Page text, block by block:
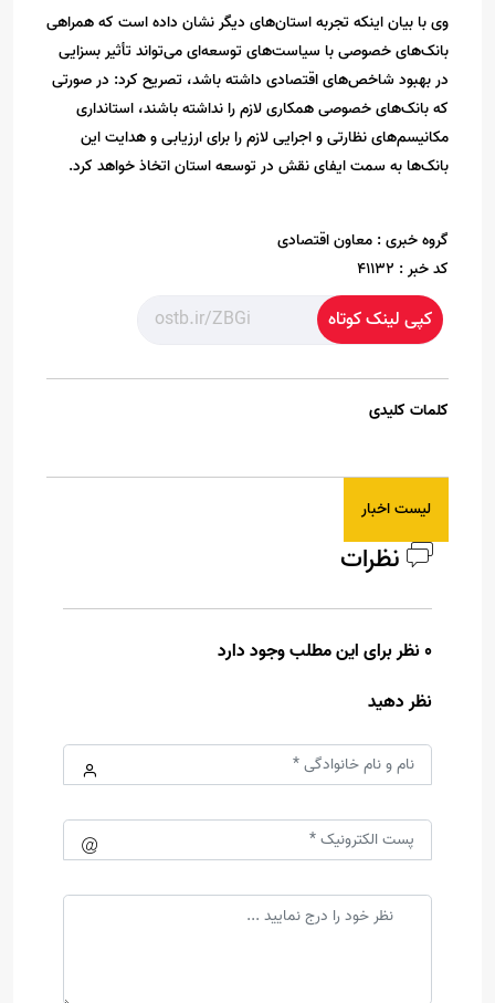
وی با بیان اینکه تجربه استان‌های دیگر نشان داده است که همراهی
بانک‌های خصوصی با سیاست‌های توسعه‌ای می‌تواند تأثیر بسزایی
در بهبود شاخص‌های اقتصادی داشته باشد، تصریح کرد: در صورتی
که بانک‌های خصوصی همکاری لازم را نداشته باشند، استانداری
مکانیسم‌های نظارتی و اجرایی لازم را برای ارزیابی و هدایت این
بانک‌ها به سمت ایفای نقش در توسعه استان اتخاذ خواهد کرد.
گروه خبری : معاون اقتصادی
کد خبر : 41132
کپی لینک کوتاه
کلمات کلیدی
لیست اخبار
نظرات
0 نظر برای این مطلب وجود دارد
نظر دهید